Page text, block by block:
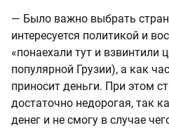
— Было важно выбрать
интересуется политикой и
«понаехали тут и взвинтили
популярной Грузии), а как
приносит деньги. При этом
достаточно недорогая, так
денег и не смогу в случае